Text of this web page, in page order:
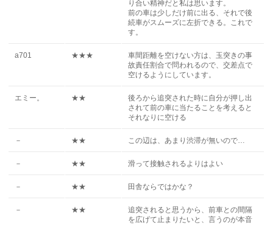
り合い精神だと私は思います。
前の車は少しだけ前に出る、それで後
続車がスムーズに左折できる。これで
す。
a701 ★★★
車間距離を空けない方は、玉突きの事
故責任割合で問われるので、交差点で
空けるようにしています。
エミー。 ★★
後ろから追突された時に自分が押し出
されて前の車に当たることを考えると
それなりに空ける
－ ★★ この辺は、あまり渋滞が無いので…
－ ★★ 滑って接触されるよりはよい
－ ★★ 田舎ならではかな？
－ ★★
追突されると思うから、前車との間隔
を広げて止まりたいと、言うのが本音